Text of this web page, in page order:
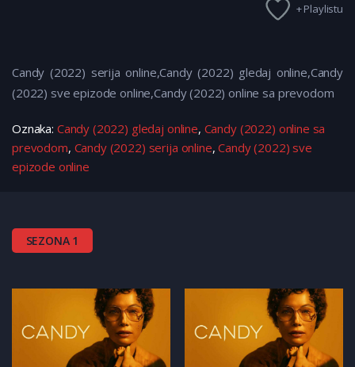
+ Playlistu
Candy (2022) serija online,Candy (2022) gledaj online,Candy
(2022) sve epizode online,Candy (2022) online sa prevodom
Oznaka: Candy (2022) gledaj online, Candy (2022) online sa
prevodom, Candy (2022) serija online,Candy (2022) sve
epizode online
SEZONA 1